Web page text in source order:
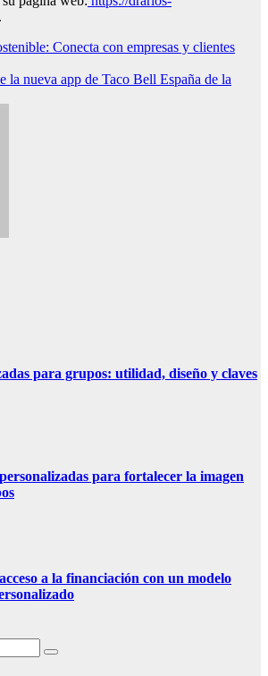
Conecta con empresas y clientes
la nueva app de Taco Bell España de la
para grupos: utilidad, diseño y claves
para fortalecer la imagen
a la financiación con un modelo